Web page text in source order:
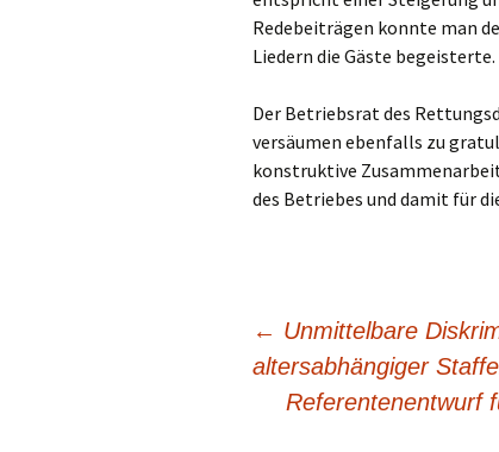
Redebeiträgen konnte man
Liedern die Gäste begeisterte.
Der Betriebsrat des
versäumen ebenfalls zu
konstruktive
des Betriebes und damit für
Beitragsnavigation
← Unmittelbare
altersabhängiger
Referentenentwurf